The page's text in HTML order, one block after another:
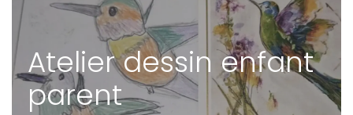
Atelier dessin enfant
parent